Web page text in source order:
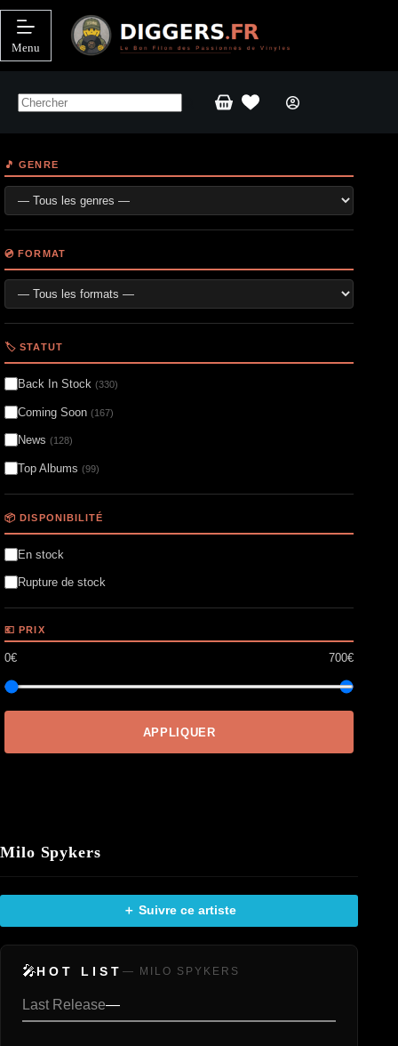
Passer
contenu
Menu
Panier
Milo Spykers
＋ Suivre ce artiste
🎤HOT LIST — MILO SPYKERS
Last Release—
🎵 GENRE
💿 FORMAT
🏷️ STATUT
Back In Stock (330)
Coming Soon (167)
News (128)
Top Albums (99)
📦 DISPONIBILITÉ
En stock
Rupture de stock
💶 PRIX
0€ 700€
APPLIQUER